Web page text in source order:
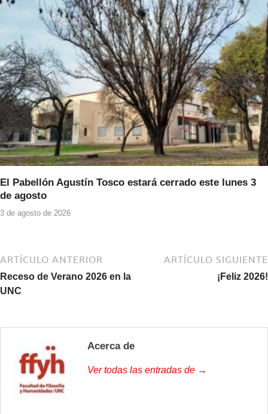
El Pabellón Agustín Tosco estará cerrado este lunes 3
de agosto
3 de agosto de 2026
ARTÍCULO ANTERIOR
Receso de Verano 2026 en la
UNC
ARTÍCULO SIGUIENTE
¡Feliz 2026!
Acerca de
Ver todas las entradas de →